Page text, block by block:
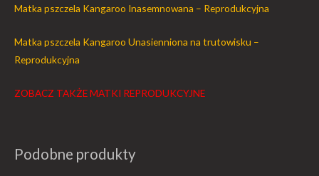
Matka pszczela Kangaroo Inasemnowana – Reprodukcyjna
Matka pszczela Kangaroo Unasienniona na trutowisku –
Reprodukcyjna
ZOBACZ TAKŻE MATKI REPRODUKCYJNE
Podobne produkty